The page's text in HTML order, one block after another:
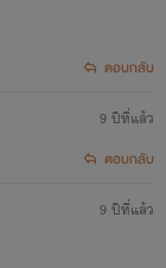
ตอบกลับ
9 ปีที่แล้ว
ตอบกลับ
9 ปีที่แล้ว